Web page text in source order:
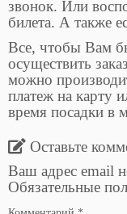
звонок. Или
билета. А также
Все, чтобы Вам
осуществить
можно
платеж на карту
время посадки в
Оставьте
Ваш адрес email
Обязательные